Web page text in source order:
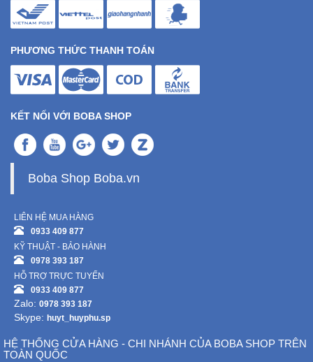
PHƯƠNG THỨC THANH TOÁN
KẾT NỐI VỚI BOBA SHOP
Boba Shop Boba.vn
LIÊN HỆ MUA HÀNG
0933 409 877
KỸ THUẬT - BẢO HÀNH
0978 393 187
HỖ TRỢ TRỰC TUYẾN
0933 409 877
Zalo: 0978 393 187
Skype: huyt_huyphu.sp
HỆ THỐNG CỬA HÀNG - CHI NHÁNH CỦA BOBA SHOP TRÊN
TOÀN QUỐC